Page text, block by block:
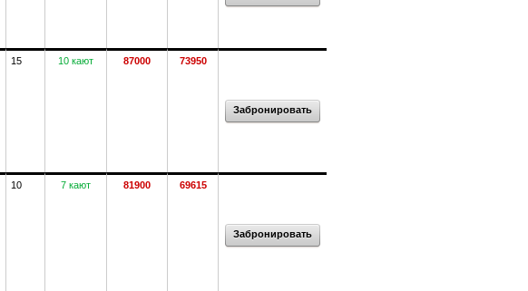
15 10 кают 87000 73950
Забронировать
10 7 кают 81900 69615
Забронировать